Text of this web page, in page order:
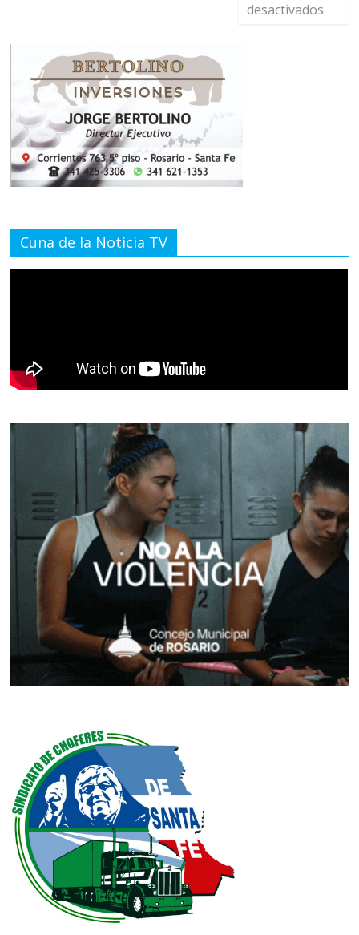
desactivados
Cuna de la Noticia TV